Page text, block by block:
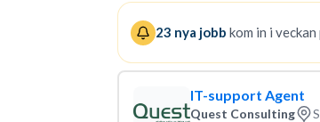
Läs mer om yrket: Löneguide
23 nya jobb kom in i
IT-support Agent
Quest Consulting